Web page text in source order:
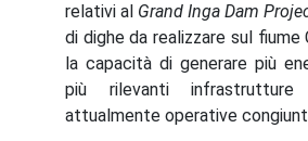
relativi al Grand Inga Dam
di dighe da realizzare sul fiume
la capacità di generare più
più rilevanti infrastrutture
attualmente operative